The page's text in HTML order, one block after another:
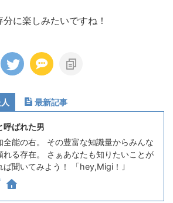
に楽しみたいですね！
最新記事
呼ばれた男
全能の右。 その豊富な知識量からみんな
れる存在。 さぁあなたも知りたいことが
ば聞いてみよう！ 「hey,Migi！｣